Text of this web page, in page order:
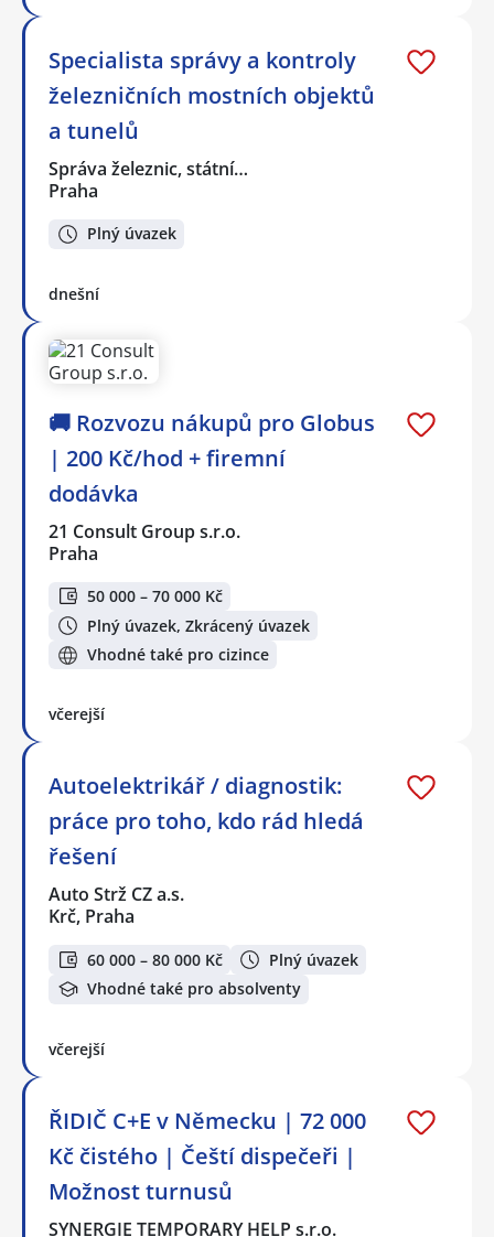
Specialista správy a kontroly
železničních mostních objektů
a tunelů
Správa železnic, státní…
Praha
Plný úvazek
dnešní
🚚 Rozvozu nákupů pro Globus
| 200 Kč/hod + firemní
dodávka
21 Consult Group s.r.o.
Praha
50 000 – 70 000 Kč
Plný úvazek, Zkrácený úvazek
Vhodné také pro cizince
včerejší
Autoelektrikář / diagnostik:
práce pro toho, kdo rád hledá
řešení
Auto Strž CZ a.s.
Krč, Praha
60 000 – 80 000 Kč
Plný úvazek
Vhodné také pro absolventy
včerejší
ŘIDIČ C+E v Německu | 72 000
Kč čistého | Čeští dispečeři |
Možnost turnusů
SYNERGIE TEMPORARY HELP s.r.o.